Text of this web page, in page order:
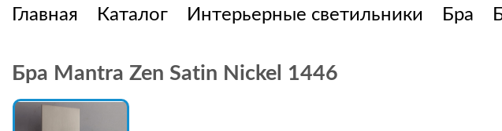
Главная Каталог Интерьерные светильники Бра
Бра Mantra Zen Satin Nickel 1446